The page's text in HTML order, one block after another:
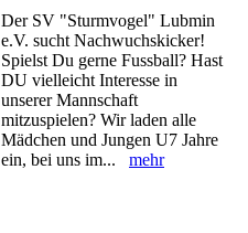
Der SV "Sturmvogel" Lubmin
e.V. sucht Nachwuchskicker!
Spielst Du gerne Fussball? Hast
DU vielleicht Interesse in
unserer Mannschaft
mitzuspielen? Wir laden alle
Mädchen und Jungen U7 Jahre
ein, bei uns im... mehr